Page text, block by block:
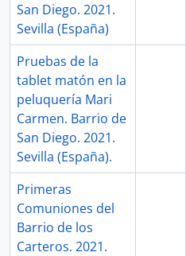
San Diego. 2021.
Sevilla (España)
Pruebas de la
tablet matón en la
peluquería Mari
Carmen. Barrio de
San Diego. 2021.
Sevilla (España).
Primeras
Comuniones del
Barrio de los
Carteros. 2021.